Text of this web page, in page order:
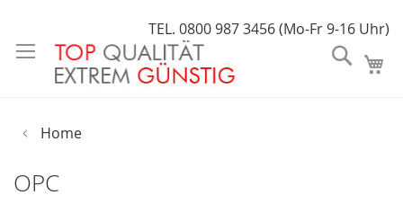
zum
TEL. 0800 987 3456 (Mo-Fr 9-16 Uhr)
Suche
Home
OPC